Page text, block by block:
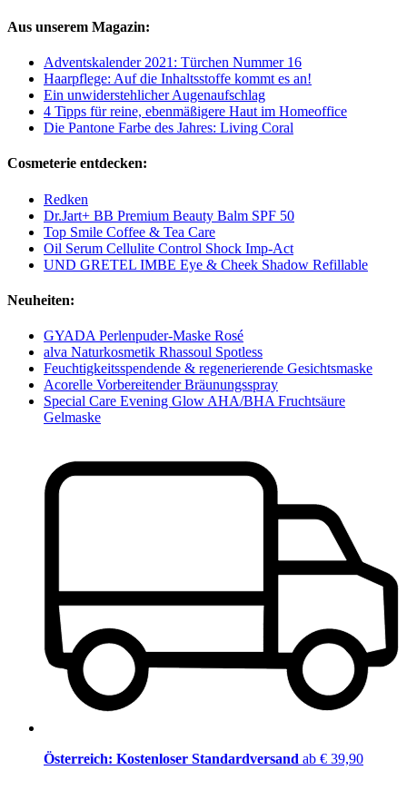
Aus unserem Magazin:
Adventskalender 2021: Türchen Nummer 16
Haarpflege: Auf die Inhaltsstoffe kommt es an!
Ein unwiderstehlicher Augenaufschlag
4 Tipps für reine, ebenmäßigere Haut im Homeoffice
Die Pantone Farbe des Jahres: Living Coral
Cosmeterie entdecken:
Redken
Dr.Jart+ BB Premium Beauty Balm SPF 50
Top Smile Coffee & Tea Care
Oil Serum Cellulite Control Shock Imp-Act
UND GRETEL IMBE Eye & Cheek Shadow Refillable
Neuheiten:
GYADA Perlenpuder-Maske Rosé
alva Naturkosmetik Rhassoul Spotless
Feuchtigkeitsspendende & regenerierende Gesichtsmaske
Acorelle Vorbereitender Bräunungsspray
Special Care Evening Glow AHA/BHA Fruchtsäure
Gelmaske
Österreich: Kostenloser Standardversand ab € 39,90